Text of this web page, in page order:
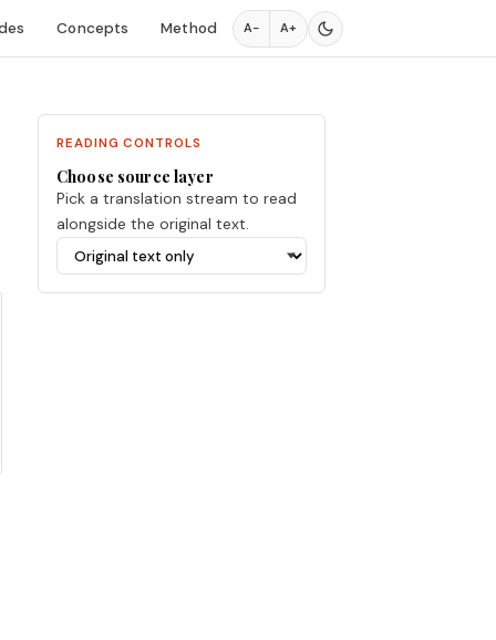
Concepts Method A− A+
READING CONTROLS
Choose source layer
Pick a translation stream to read
alongside the original text.